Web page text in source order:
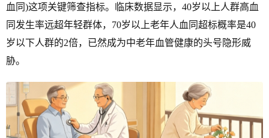
血同)这项关键筛查指标。临床数据显示，40岁以上人群高血
同发生率远超年轻群体，70岁以上老年人血同超标概率是40
岁以下人群的2倍，已然成为中老年血管健康的头号隐形威
胁。